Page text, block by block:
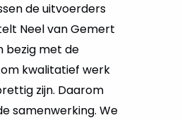
de uitvoerders
Neel van Gemert
bezig met de
kwalitatief werk
zijn. Daarom
samenwerking. We